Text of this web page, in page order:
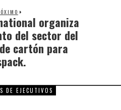
organiza
del sector del
cartón para
DE EJECUTIVOS